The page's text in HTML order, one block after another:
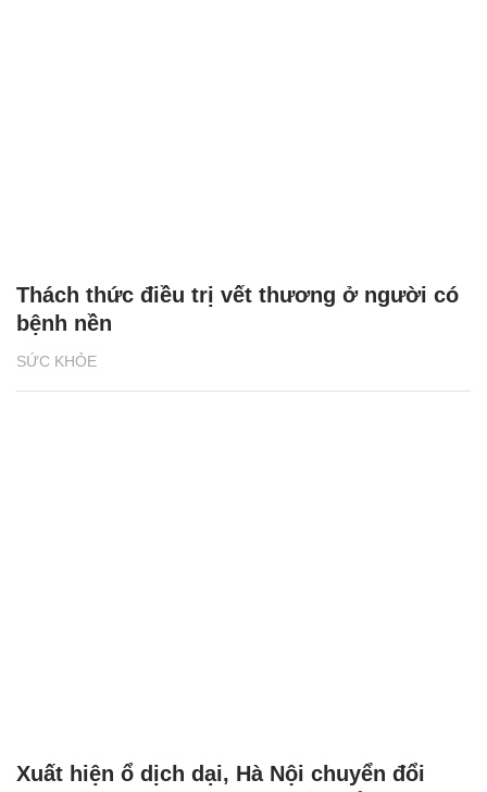
SỨC KHỎE
Thách thức điều trị vết thương ở người có
bệnh nền
Xuất hiện ổ dịch dại, Hà Nội chuyển đổi